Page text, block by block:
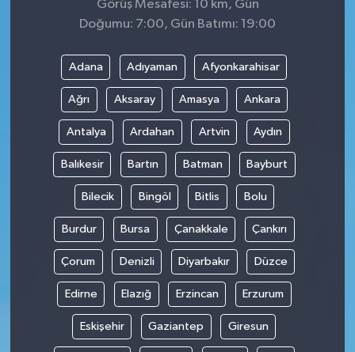
Görüş Mesafesi: 10 km, Gün
Doğumu: 7:00, Gün Batımı: 19:00
Adana Adıyaman Afyonkarahisar
Ağrı Aksaray Amasya Ankara
Antalya Ardahan Artvin Aydın
Balıkesir Bartın Batman Bayburt
Bilecik Bingöl Bitlis Bolu
Burdur Bursa Çanakkale Çankırı
Çorum Denizli Diyarbakır Düzce
Edirne Elazığ Erzincan Erzurum
Eskişehir Gaziantep Giresun